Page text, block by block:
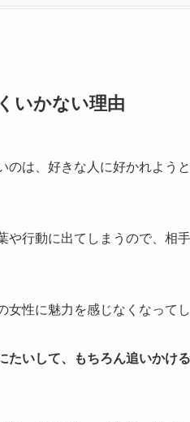
いかない理由
は、好きな人に好かれよう
行動に出てしまうので、相
性に魅力を感じなくなってし
たいして、もちろん追いかけ